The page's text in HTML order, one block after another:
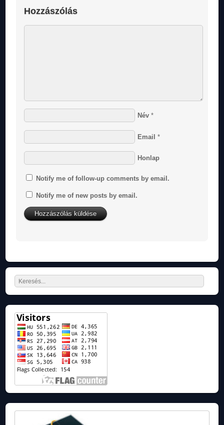
Hozzászólás
Név *
Email *
Honlap
Notify me of follow-up comments by email.
Notify me of new posts by email.